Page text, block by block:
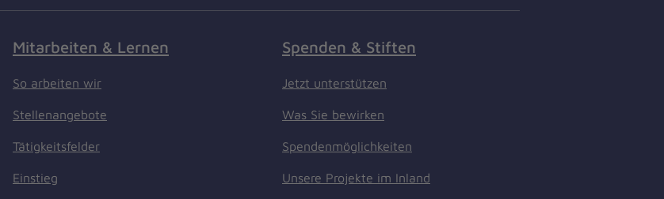
Mitarbeiten & Lernen
So arbeiten wir
Stellenangebote
Tätigkeitsfelder
Einstieg
Spenden & Stiften
Jetzt unterstützen
Was Sie bewirken
Spendenmöglichkeiten
Unsere Projekte im Inland